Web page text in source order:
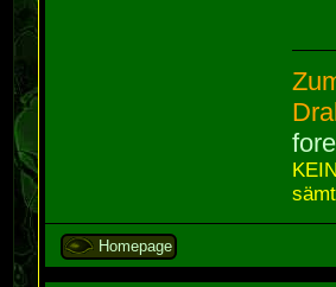
Homepage